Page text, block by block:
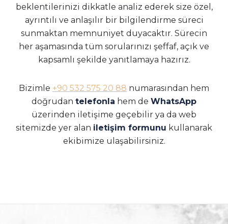
beklentilerinizi dikkatle analiz ederek size özel,
ayrıntılı ve anlaşılır bir bilgilendirme süreci
sunmaktan memnuniyet duyacaktır. Sürecin
her aşamasında tüm sorularınızı şeffaf, açık ve
kapsamlı şekilde yanıtlamaya hazırız.
Bizimle +90 532 575 20 88 numarasından hem
doğrudan telefonla hem de WhatsApp
üzerinden iletişime geçebilir ya da web
sitemizde yer alan iletişim formunu kullanarak
ekibimize ulaşabilirsiniz.